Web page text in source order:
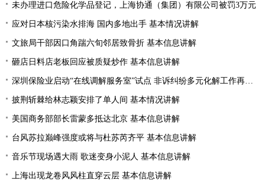
未办理进口危险化学品登记，上海协通（集团）有限公司被罚3万元
应对日本核污染水排海 国内多地出手 基本情况讲解
文旅局干部因口角踹六旬邻居致骨折 基本信息讲解
砸店日料店老板回应被质疑炒作 基本信息讲解
深圳保险业启动“在线调解服务室”试点 非诉纠纷多元化解工作再提速
披荆斩棘给林志颖安排了单人间 基本情况讲解
美国商务部部长雷蒙多抵达北京 基本信息讲解
台风苏拉巅峰强度或将与杜苏芮齐平 基本信息讲解
音乐节现场遇大雨 歌迷变身小泥人 基本信息讲解
上海出现龙卷风风柱直穿云层 基本信息讲解